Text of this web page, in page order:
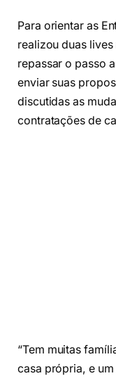
Para orientar as
realizou duas
repassar o passo
enviar suas
discutidas as
contratações de
“Tem muitas
casa própria, e